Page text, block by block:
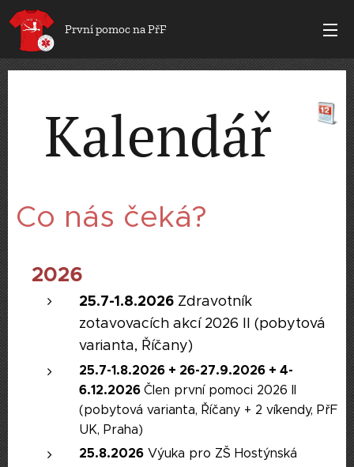
První pomoc na PřF
Kalendář
Co nás čeká?
2026
25.7-1.8.2026 Zdravotník
zotavovacích akcí 2026 II (pobytová
varianta, Říčany)
25.7-1.8.2026 + 26-27.9.2026 + 4-
6.12.2026 Člen první pomoci 2026 II
(pobytová varianta, Říčany + 2 víkendy, PřF
UK, Praha)
25.8.2026 Výuka pro ZŠ Hostýnská